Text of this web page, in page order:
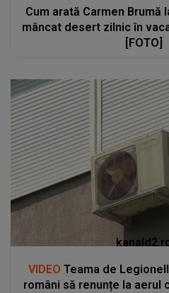
Cum arată Carmen Brumă
mâncat desert zilnic în
[FOTO]
VIDEO Teama de
români să renunțe la aerul